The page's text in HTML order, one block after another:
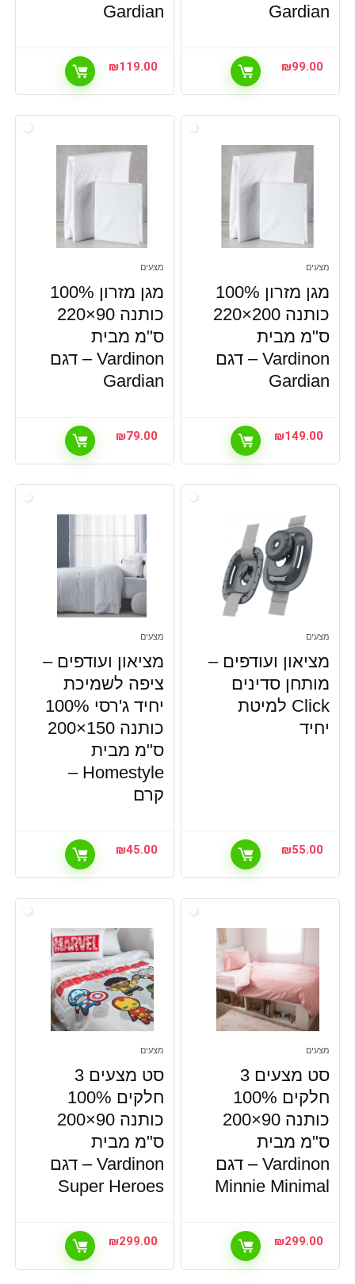
Gardian
₪99.00
Gardian
₪119.00
מצעים
מגן מזרון 100%
כותנה 200×220
ס"מ מבית
Vardinon – דגם
Gardian
₪149.00
מצעים
מגן מזרון 100%
כותנה 90×220
ס"מ מבית
Vardinon – דגם
Gardian
₪79.00
מצעים
מציאון ועודפים –
מותחן סדינים
Click למיטת
יחיד
₪55.00
מצעים
מציאון ועודפים –
ציפה לשמיכת
יחיד ג'רסי 100%
כותנה 150×200
ס"מ מבית
Homestyle –
קרם
₪45.00
מצעים
סט מצעים 3
חלקים 100%
כותנה 90×200
ס"מ מבית
Vardinon – דגם
Minnie Minimal
₪299.00
מצעים
סט מצעים 3
חלקים 100%
כותנה 90×200
ס"מ מבית
Vardinon – דגם
Super Heroes
₪299.00